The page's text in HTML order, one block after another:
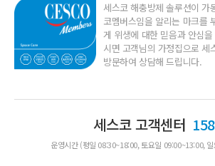
세스코 해충방제 솔루션이 가
코멤버스임을 알리는 마크를
게 위생에 대한 믿음과 안심
시면 고객님의 가정집으로 세
방문하여 상담해 드립니다.
세스코 고객센터
운영시간 (평일 08:30~18:00, 토요일 09:00~13:00,